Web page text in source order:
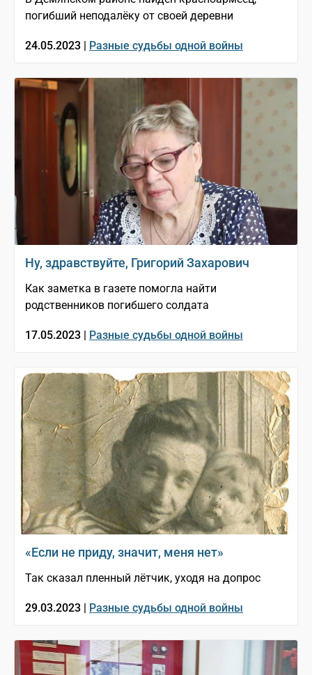
погибший неподалёку от своей деревни
24.05.2023 | Разные судьбы одной войны
Ну, здравствуйте, Григорий Захарович
Как заметка в газете помогла найти
родственников погибшего солдата
17.05.2023 | Разные судьбы одной войны
«Если не приду, значит, меня нет»
Так сказал пленный лётчик, уходя на допрос
29.03.2023 | Разные судьбы одной войны